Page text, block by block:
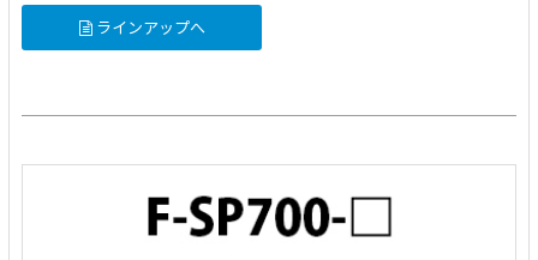
ラインアップへ